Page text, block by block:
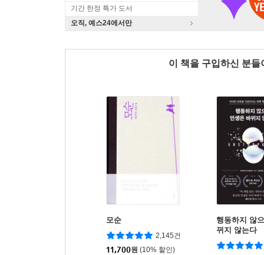
기간 한정 특가 도서
오직, 예스24에서만
이 책을 구입하신 분
모순
2,145건
11,700원 (10% 할인)
행동하지 않
뀌지 않는다